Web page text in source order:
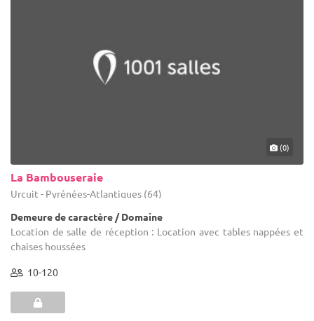
(0)
La Bambouseraie
Urcuit - Pyrénées-Atlantiques (64)
Demeure de caractère / Domaine
Location de salle de réception : Location avec tables nappées et
chaises houssées
10-120